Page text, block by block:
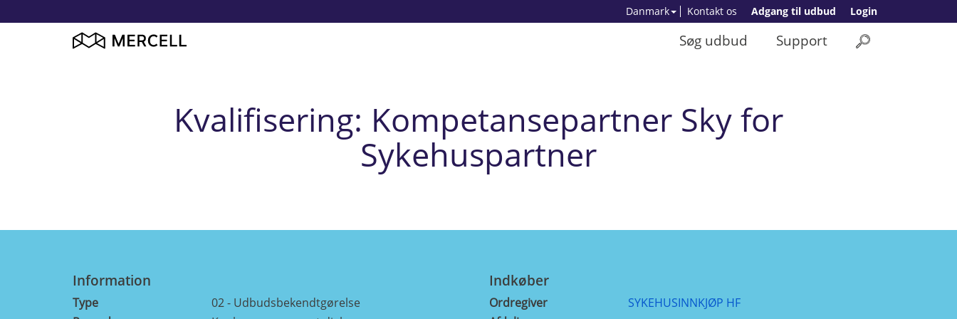
Login
Adgang til udbud
Kontakt os
Danmark
Support
Søg udbud
Kvalifisering: Kompetansepartner Sky for
Sykehuspartner
Information
Type
02 - Udbudsbekendtgørelse
Indkøber
Ordregiver
SYKEHUSINNKJØP HF